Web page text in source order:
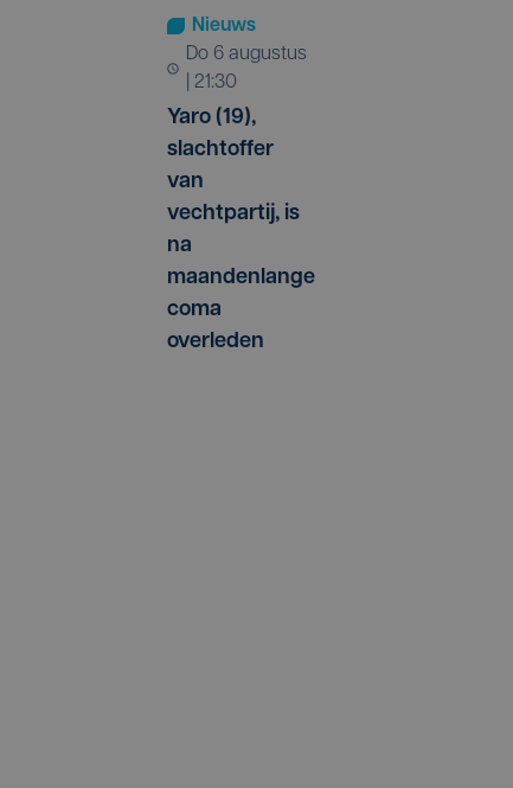
Nieuws
do 6 augustus
| 21:30
Yaro (19),
slachtoffer
van
vechtpartij, is
na
maandenlange
coma
overleden